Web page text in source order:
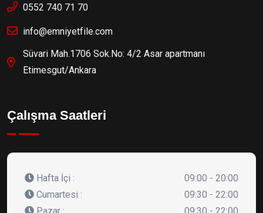
0552 740 71 70
info@emniyetfile.com
Süvari Mah.1706 Sok.No: 4/2 Asar apartmanı
Etimesgut/Ankara
Çalışma Saatleri
Hafta İçi :
09:00 - 20:00
Cumartesi :
09:30 - 22:00